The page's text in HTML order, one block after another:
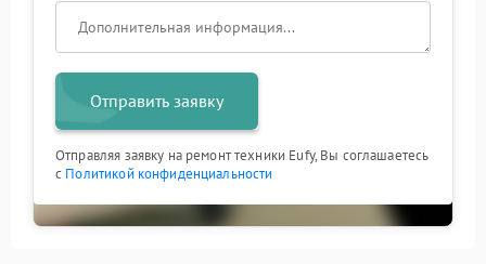
Отправить заявку
Отправляя заявку на ремонт техники Eufy, Вы соглашаетесь
с Политикой конфиденциальности